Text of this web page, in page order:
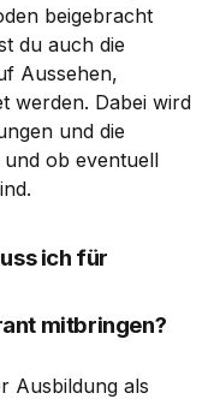
beigebracht
du auch die
Aussehen,
werden. Dabei wird
und die
ob eventuell
ich für
mitbringen?
Ausbildung als